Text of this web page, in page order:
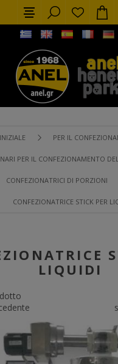
PER IL
PER IL CONFEZIONAMENTO
CONFEZIONATRICI DI PORZIONI
CONFEZIONATRICE STICK PER
LIQUIDI